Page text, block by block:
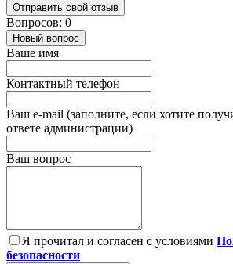
Отправить свой отзыв
Вопросов: 0
Новый вопрос
Ваше имя
Контактный телефон
Ваш e-mail (заполните, если хотите
ответе администрации)
Ваш вопрос
Я прочитал и согласен с условиями
безопасности